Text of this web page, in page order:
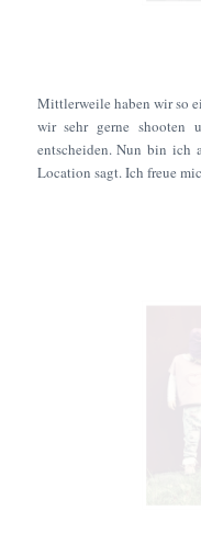
Mittlerweile haben wir so
wir sehr gerne shooten
entscheiden. Nun bin ich
Location sagt. Ich freue